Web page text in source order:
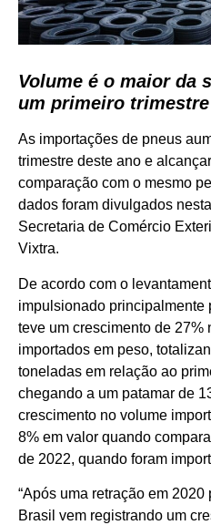
Volume é o maior da
um primeiro trimestre
As importações de pneus
trimestre deste ano e
comparação com o mesmo
dados foram divulgados
Secretaria de Comércio
Vixtra.
De acordo com o
impulsionado principalmente
teve um crescimento de 27%
importados em peso,
toneladas em relação ao
chegando a um patamar de
crescimento no volume
8% em valor quando
de 2022, quando foram
“Após uma retração em
Brasil vem registrando um